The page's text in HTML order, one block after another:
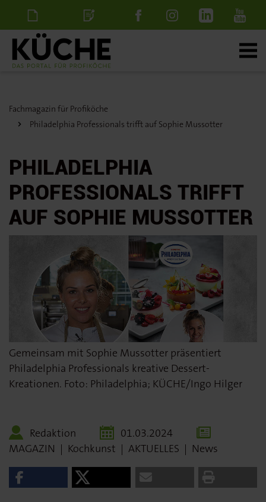
NewsletterStellenanzeige
Fachmagazin für Profiköche
Philadelphia Professionals trifft auf Sophie Mussotter
PHILADELPHIA
PROFESSIONALS TRIFFT
AUF SOPHIE MUSSOTTER
Gemeinsam mit Sophie Mussotter präsentiert
Philadelphia Professionals kreative Dessert-
Kreationen. Foto: Philadelphia; KÜCHE/Ingo Hilger
Redaktion
01.03.2024
MAGAZIN | Kochkunst | AKTUELLES | News